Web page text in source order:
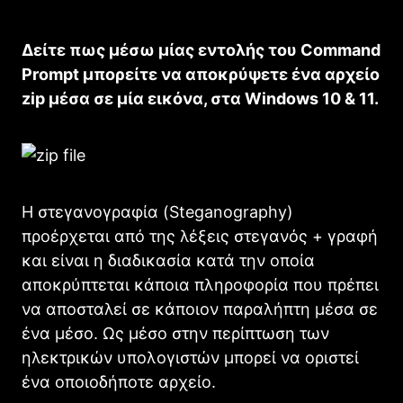
Δείτε πως μέσω μίας εντολής του Command
Prompt μπορείτε να αποκρύψετε ένα αρχείο
zip μέσα σε μία εικόνα, στα Windows 10 & 11.
Η στεγανογραφία (Steganography)
προέρχεται από της λέξεις στεγανός + γραφή
και είναι η διαδικασία κατά την οποία
αποκρύπτεται κάποια πληροφορία που πρέπει
να αποσταλεί σε κάποιον παραλήπτη μέσα σε
ένα μέσο. Ως μέσο στην περίπτωση των
ηλεκτρικών υπολογιστών μπορεί να οριστεί
ένα οποιοδήποτε αρχείο.